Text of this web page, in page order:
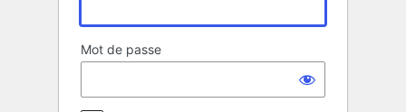
Mot de passe